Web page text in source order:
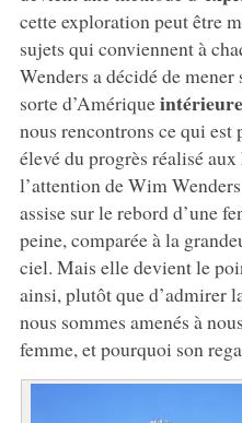
cette exploration peut être
sujets qui conviennent à
Wenders a décidé de
sorte d’Amériqueintérieure
nous rencontrons ce qui
élevé du progrès réalisé
l’attention de Wim
assise sur le rebord d’une
peine, comparée à la
ciel. Mais elle devient le
ainsi, plutôt que d’admirer
nous sommes amenés à
femme, et pourquoi son